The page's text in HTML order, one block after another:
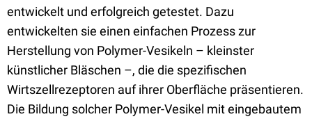
entwickelt und erfolgreich getestet. Dazu
entwickelten sie einen einfachen Prozess zur
Herstellung von Polymer-Vesikeln – kleinster
künstlicher Bläschen –, die die spezifischen
Wirtszellrezeptoren auf ihrer Oberfläche präsentieren.
Die Bildung solcher Polymer-Vesikel mit eingebautem